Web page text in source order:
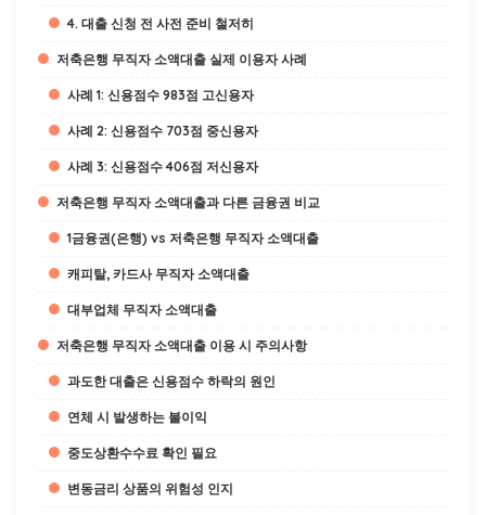
4. 대출 신청 전 사전 준비 철저히
저축은행 무직자 소액대출 실제 이용자 사례
사례 1: 신용점수 983점 고신용자
사례 2: 신용점수 703점 중신용자
사례 3: 신용점수 406점 저신용자
저축은행 무직자 소액대출과 다른 금융권 비교
1금융권(은행) vs 저축은행 무직자 소액대출
캐피탈, 카드사 무직자 소액대출
대부업체 무직자 소액대출
저축은행 무직자 소액대출 이용 시 주의사항
과도한 대출은 신용점수 하락의 원인
연체 시 발생하는 불이익
중도상환수수료 확인 필요
변동금리 상품의 위험성 인지